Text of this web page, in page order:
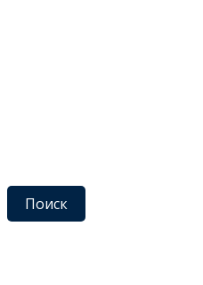
Поиск